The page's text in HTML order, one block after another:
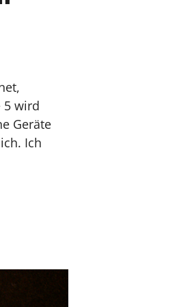
5 wird
Geräte
Ich